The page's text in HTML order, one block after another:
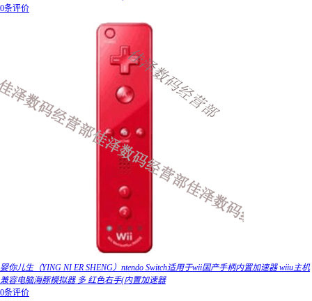
0条评价
婴你儿生（YING NI ER SHENG）ntendo Switch适用于wii国产手柄内置加速器 wiiu主机
兼容电脑海豚模拟器 多 红色右手(内置加速器
0条评价